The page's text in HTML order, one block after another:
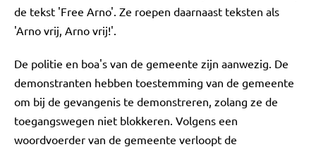
de tekst 'Free Arno'. Ze roepen daarnaast teksten als
'Arno vrij, Arno vrij!'.
De politie en boa's van de gemeente zijn aanwezig. De
demonstranten hebben toestemming van de gemeente
om bij de gevangenis te demonstreren, zolang ze de
toegangswegen niet blokkeren. Volgens een
woordvoerder van de gemeente verloopt de